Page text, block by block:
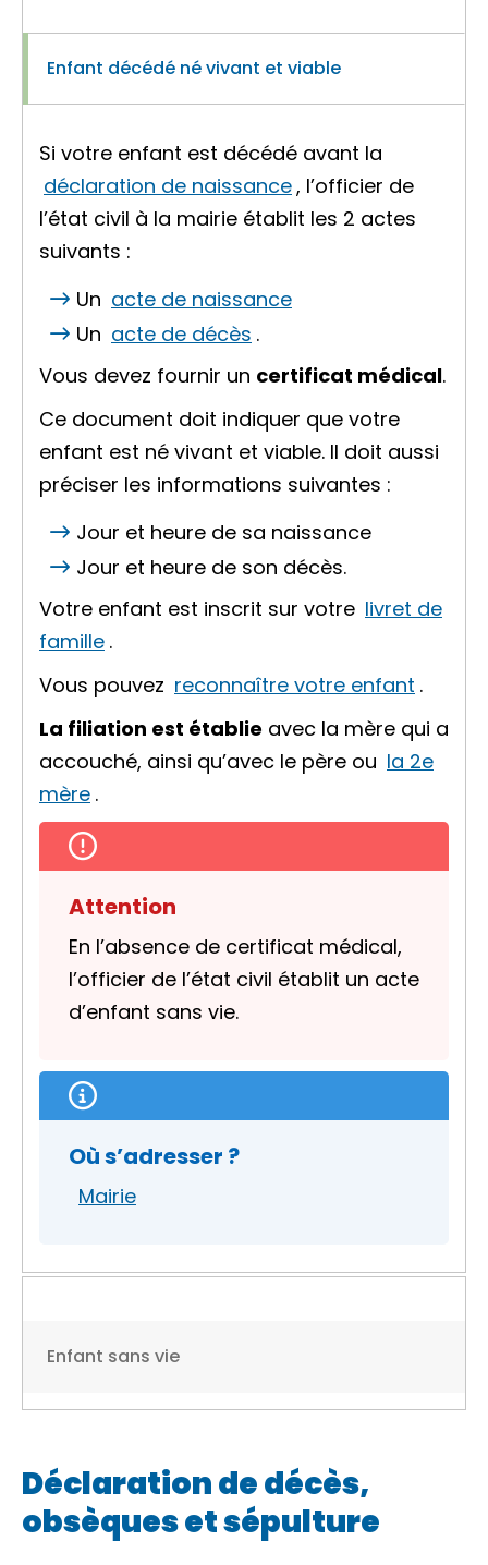
Enfant décédé né vivant et viable
Si votre enfant est décédé avant la
déclaration de naissance, l’officier de
l’état civil à la mairie établit les 2 actes
suivants :
Un acte de naissance
Un acte de décès .
Vous devez fournir un certificat médical.
Ce document doit indiquer que votre
enfant est né vivant et viable. Il doit aussi
préciser les informations suivantes :
Jour et heure de sa naissance
Jour et heure de son décès.
Votre enfant est inscrit sur votre livret de
famille .
Vous pouvez reconnaître votre enfant .
La filiation est établie avec la mère qui a
accouché, ainsi qu’avec le père ou la 2e
mère .
Attention
En l’absence de certificat médical,
l’officier de l’état civil établit un acte
d’enfant sans vie.
Où s’adresser ?
Mairie
Enfant sans vie
Déclaration de décès,
obsèques et sépulture